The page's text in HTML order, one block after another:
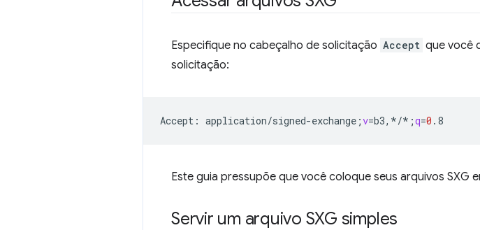
Especifique no cabeçalho de solicitação Accept que você
solicitação:
Accept: application/signed-exchange ;v=b3,*/* ;q=0
Este guia pressupõe que você coloque seus arquivos SXG
Servir um arquivo SXG simples